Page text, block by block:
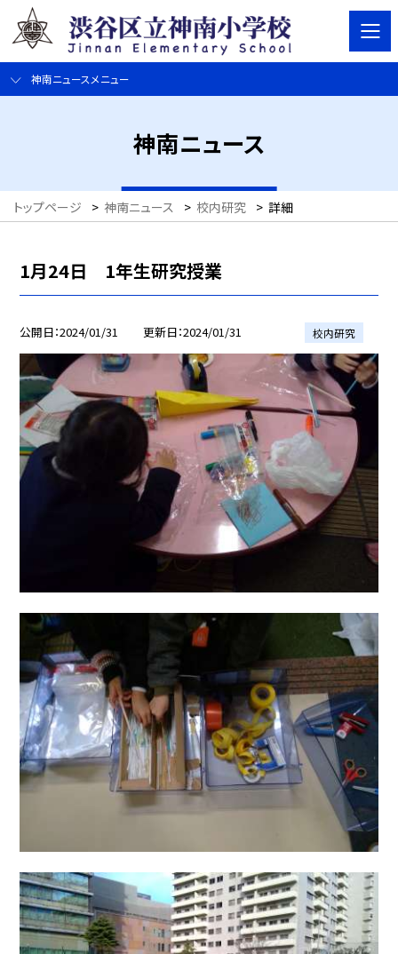
神南ニュースメニュー
神南ニュース
トップページ > 神南ニュース > 校内研究 > 詳細
1月24日 1年生研究授業
公開日 2024/01/31 更新日 2024/01/31 校内研究